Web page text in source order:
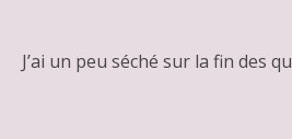
J’ai un peu séché sur la fin des